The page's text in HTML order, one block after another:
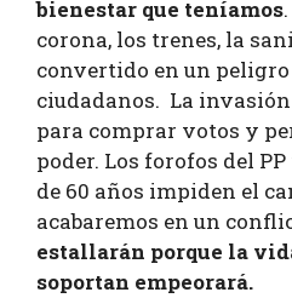
bienestar que teníamos
corona, los trenes, la
convertido en un
ciudadanos. La
para comprar votos y
poder. Los forofos del
de 60 años impiden el
acabaremos en un
estallarán porque la
soportan empeorará.